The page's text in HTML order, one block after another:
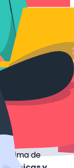
cuando
de